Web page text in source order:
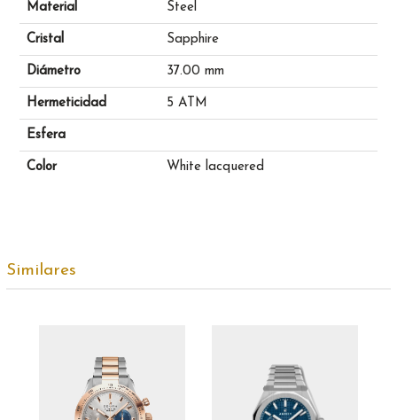
Material Steel
Cristal Sapphire
Diámetro 37.00 mm
Hermeticidad 5 ATM
Esfera
Color White lacquered
Similares